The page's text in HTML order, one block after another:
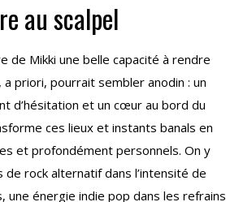
au scalpel
de Mikki une belle capacité à rendre
priori, pourrait sembler anodin : un
d’hésitation et un cœur au bord du
ces lieux et instants banals en
et profondément personnels. On y
rock alternatif dans l’intensité de
une énergie indie pop dans les refrains